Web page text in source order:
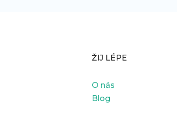
ŽIJ LÉPE
O nás
Blog